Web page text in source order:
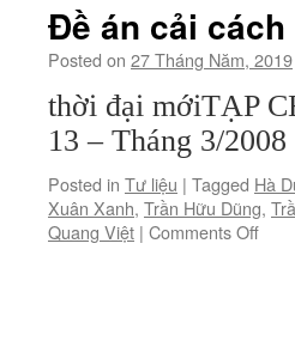
Đề án cải
Posted on 27 Tháng Năm, 2019
thời đại mớiTẠP
13 – Tháng 3/2008
Posted in Tư liệu | Tagged Hà
Xuân Xanh, Trần Hữu Dũng,
Quang Việt | Comments Offon